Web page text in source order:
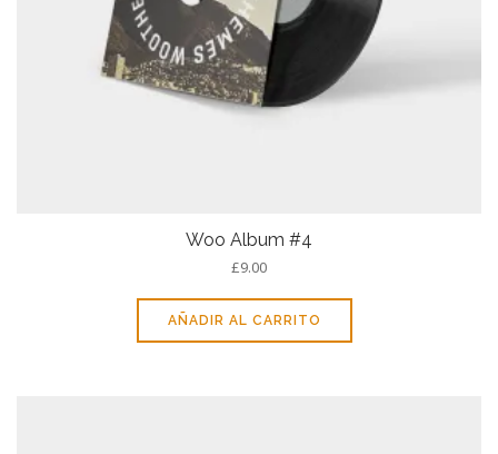
Woo Album #4
£9.00
AÑADIR AL CARRITO